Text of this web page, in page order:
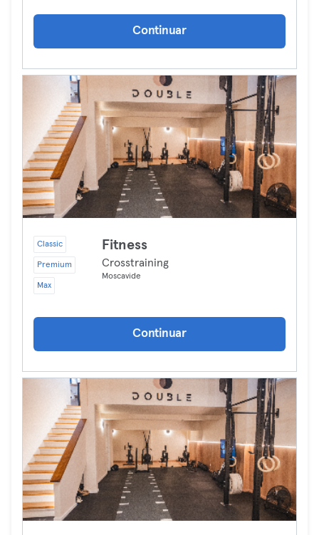
Continuar
Classic
Premium
Max
Fitness
Crosstraining
Moscavide
Continuar